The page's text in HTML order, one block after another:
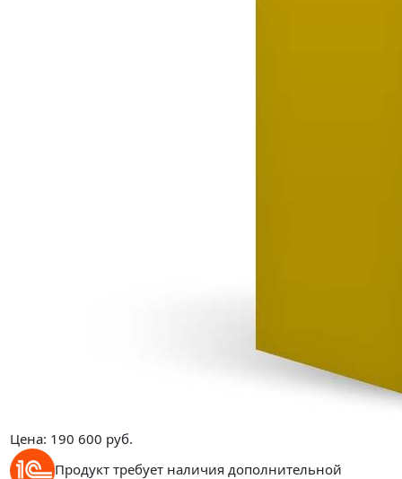
Цена: 190 600 руб.
Продукт требует наличия дополнительной